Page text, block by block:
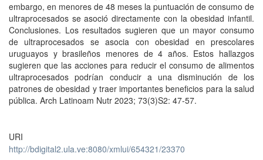
embargo, en menores de 48 meses la puntuación de consumo de
ultraprocesados se asoció directamente con la obesidad infantil.
Conclusiones. Los resultados sugieren que un mayor consumo
de ultraprocesados se asocia con obesidad en prescolares
uruguayos y brasileños menores de 4 años. Estos hallazgos
sugieren que las acciones para reducir el consumo de alimentos
ultraprocesados podrían conducir a una disminución de los
patrones de obesidad y traer importantes beneficios para la salud
pública. Arch Latinoam Nutr 2023; 73(3)S2: 47-57.
URI
http://bdigital2.ula.ve:8080/xmlui/654321/23370